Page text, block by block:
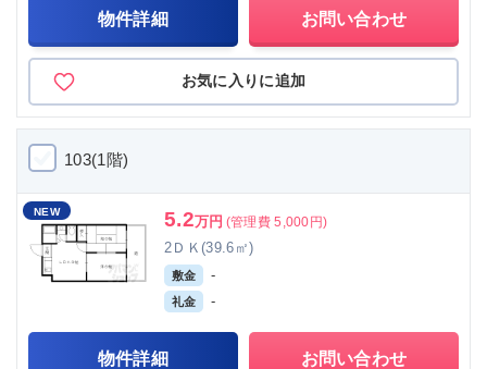
物件詳細 お問い合わせ
お気に入りに追加
103(1階)
NEW 5.2万円 (管理費 5,000円)
2ＤＫ(39.6㎡)
敷金 -
礼金 -
物件詳細 お問い合わせ